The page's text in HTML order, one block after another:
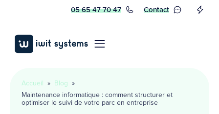
05 65 47 70 47 Contact
Accueil » Blog »
Maintenance informatique : comment structurer et
optimiser le suivi de votre parc en entreprise